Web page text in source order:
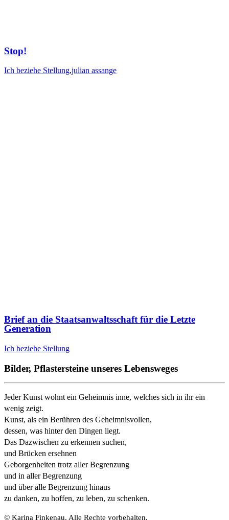
Stop!
Ich beziehe Stellung,julian assange
Brief an die Staatsanwaltsschaft für die Letzte
Generation
Ich beziehe Stellung
Bilder, Pflastersteine unseres Lebensweges
Jeder Kunst wohnt ein Geheimnis inne, welches sich in ihr ein
wenig zeigt.
Kunst, als ein Berühren des Geheimnisvollen,
dessen, was hinter den Dingen liegt.
Das Dazwischen zu erkennen suchen,
und Brücken ersehnen
Geborgenheiten trotz aller Begrenzung
und in aller Begrenzung
und über alle Begrenzung hinaus
zu danken, zu hoffen, zu leben, zu schenken.
© Karina Finkenau. Alle Rechte vorbehalten.